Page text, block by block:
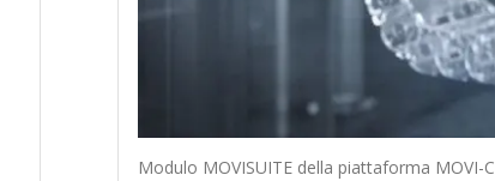
Modulo MOVISUITE della piattaforma MOVI-C